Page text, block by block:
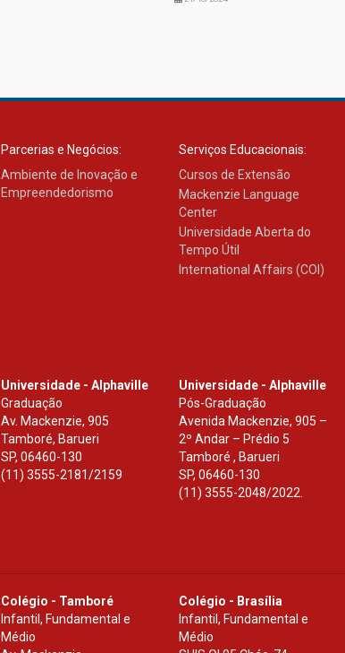
Parcerias e Negócios:
Ambiente de Inovação e
Empreendedorismo
Serviços Educacionais:
Cursos de Extensão
Mackenzie Language
Center
Universidade Aberta do
Tempo Útil
International Affairs (COI)
Universidade - Alphaville
Graduação
Av. Mackenzie, 905
Tamboré, Barueri
SP,06460-130
(11) 3555-2181/2159
Universidade - Alphaville
Pós-Graduação
Avenida Mackenzie, 905 –
2º Andar – Prédio 5
Tamboré , Barueri
SP, 06460-130
(11) 3555-2048/2022.
Colégio - Tamboré
Infantil, Fundamental e
Médio
Colégio - Brasília
Infantil, Fundamental e
Médio